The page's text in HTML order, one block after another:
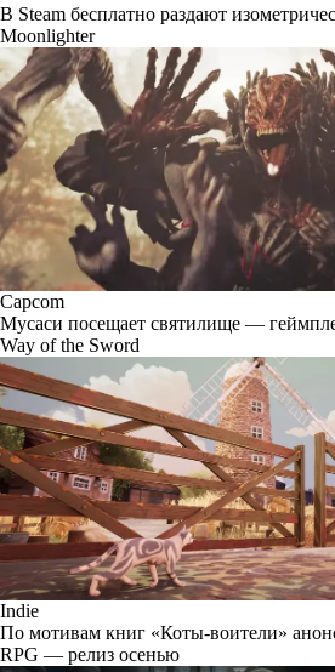
В Steam бесплатно раздают
Moonlighter
Capcom
Мусаси посещает святилище —
Way of the Sword
Indie
По мотивам книг «Коты-воители»
RPG — релиз осенью